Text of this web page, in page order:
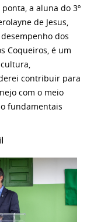
a aluna do 3º
de Jesus,
dos
Coqueiros, é um
contribuir para
com o meio
fundamentais